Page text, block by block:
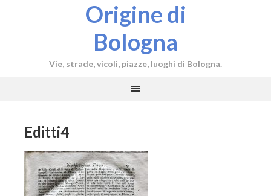
Origine di
Bologna
Vie, strade, vicoli, piazze, luoghi di Bologna.
Editti4